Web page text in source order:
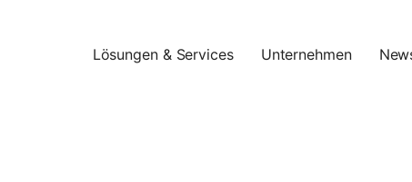
Lösungen & Services Unternehmen